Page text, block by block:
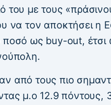
του με τους
να τον αποκτήσει η
ως buy-out, έτσι
από τους πιο
μ.ο 12.9 πόντους,